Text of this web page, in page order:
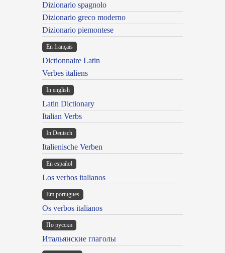
Dizionario spagnolo
Dizionario greco moderno
Dizionario piemontese
En français
Dictionnaire Latin
Verbes italiens
In english
Latin Dictionary
Italian Verbs
In Deutsch
Italienische Verben
En español
Los verbos italianos
Em portugues
Os verbos italianos
По русски
Итальянские глаголы